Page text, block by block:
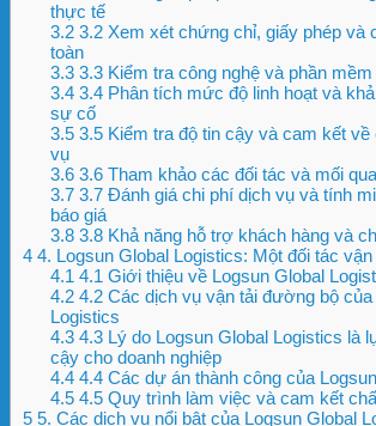
thực tế
3.23.2 Xem xét chứng chỉ, giấy phép và
toàn
3.33.3 Kiểm tra công nghệ và phần mềm
3.43.4 Phân tích mức độ linh hoạt và
sự cố
3.53.5 Kiểm tra độ tin cậy và cam kết
vụ
3.63.6 Tham khảo các đối tác và mối
3.73.7 Đánh giá chi phí dịch vụ và tính
báo giá
3.83.8 Khả năng hỗ trợ khách hàng và
4 4. Logsun Global Logistics: Một đối tác
4.1 4.1 Giới thiệu về Logsun Global
4.24.2 Các dịch vụ vận tải đường bộ của
Logistics
4.34.3 Lý do Logsun Global Logistics là
cậy cho doanh nghiệp
4.44.4 Các dự án thành công của
4.54.5 Quy trình làm việc và cam kết
5 5. Các dịch vụ nổi bật của Logsun Global